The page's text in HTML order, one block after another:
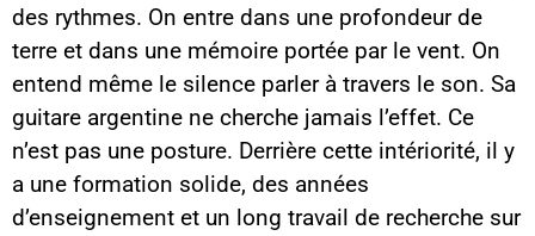
des rythmes. On entre dans une profondeur de
terre et dans une mémoire portée par le vent. On
entend même le silence parler à travers le son. Sa
guitare argentine ne cherche jamais l’effet. Ce
n’est pas une posture. Derrière cette intériorité, il y
a une formation solide, des années
d’enseignement et un long travail de recherche sur